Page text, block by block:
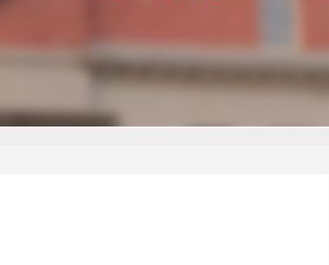
明歷史(選修)、心慈歷史(部